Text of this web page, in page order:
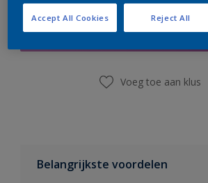
Vind een winkel
Voeg toe aan klus
Belangrijkste voordelen
Reject All
Accept All Cookies